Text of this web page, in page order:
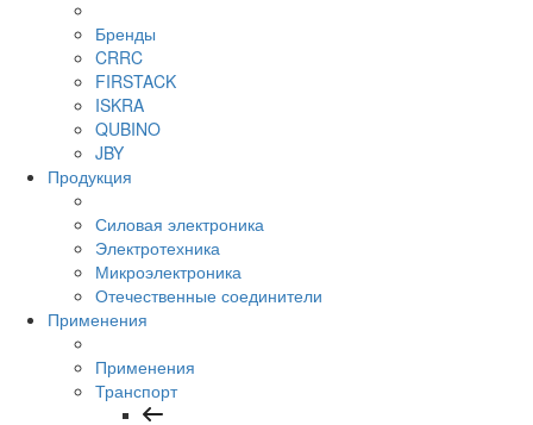
Бренды
CRRC
FIRSTACK
ISKRA
QUBINO
JBY
Продукция
Силовая электроника
Электротехника
Микроэлектроника
Отечественные соединители
Применения
Применения
Транспорт